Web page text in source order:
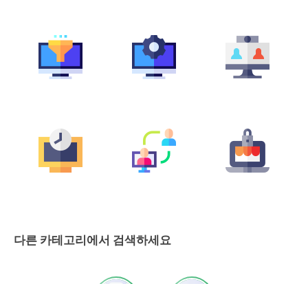
다른 카테고리에서 검색하세요